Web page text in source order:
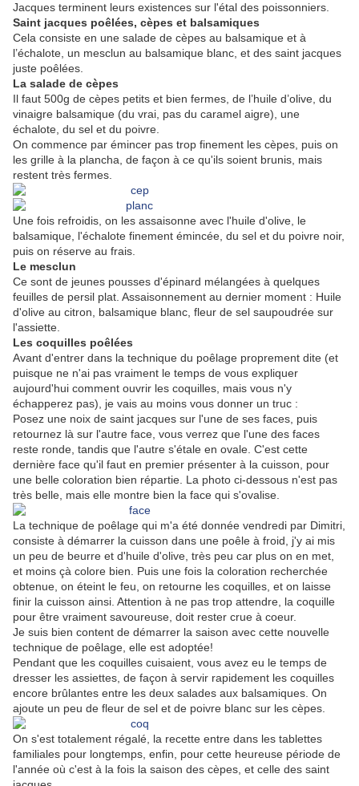
Jacques terminent leurs existences sur l'étal des poissonniers.
Saint jacques poêlées, cèpes et balsamiques
Cela consiste en une salade de cèpes au balsamique et à
l’échalote, un mesclun au balsamique blanc, et des saint jacques
juste poêlées.
La salade de cèpes
Il faut 500g de cèpes petits et bien fermes, de l’huile d’olive, du
vinaigre balsamique (du vrai, pas du caramel aigre), une
échalote, du sel et du poivre.
On commence par émincer pas trop finement les cèpes, puis on
les grille à la plancha, de façon à ce qu'ils soient brunis, mais
restent très fermes.
Une fois refroidis, on les assaisonne avec l'huile d'olive, le
balsamique, l'échalote finement émincée, du sel et du poivre noir,
puis on réserve au frais.
Le mesclun
Ce sont de jeunes pousses d'épinard mélangées à quelques
feuilles de persil plat. Assaisonnement au dernier moment : Huile
d'olive au citron, balsamique blanc, fleur de sel saupoudrée sur
l'assiette.
Les coquilles poêlées
Avant d'entrer dans la technique du poêlage proprement dite (et
puisque ne n'ai pas vraiment le temps de vous expliquer
aujourd'hui comment ouvrir les coquilles, mais vous n'y
échapperez pas), je vais au moins vous donner un truc :
Posez une noix de saint jacques sur l'une de ses faces, puis
retournez là sur l'autre face, vous verrez que l'une des faces
reste ronde, tandis que l'autre s'étale en ovale. C'est cette
dernière face qu'il faut en premier présenter à la cuisson, pour
une belle coloration bien répartie. La photo ci-dessous n'est pas
très belle, mais elle montre bien la face qui s'ovalise.
La technique de poêlage qui m'a été donnée vendredi par Dimitri,
consiste à démarrer la cuisson dans une poêle à froid, j'y ai mis
un peu de beurre et d'huile d'olive, très peu car plus on en met,
et moins çà colore bien. Puis une fois la coloration recherchée
obtenue, on éteint le feu, on retourne les coquilles, et on laisse
finir la cuisson ainsi. Attention à ne pas trop attendre, la coquille
pour être vraiment savoureuse, doit rester crue à coeur.
Je suis bien content de démarrer la saison avec cette nouvelle
technique de poêlage, elle est adoptée!
Pendant que les coquilles cuisaient, vous avez eu le temps de
dresser les assiettes, de façon à servir rapidement les coquilles
encore brûlantes entre les deux salades aux balsamiques. On
ajoute un peu de fleur de sel et de poivre blanc sur les cèpes.
On s'est totalement régalé, la recette entre dans les tablettes
familiales pour longtemps, enfin, pour cette heureuse période de
l'année où c'est à la fois la saison des cèpes, et celle des saint